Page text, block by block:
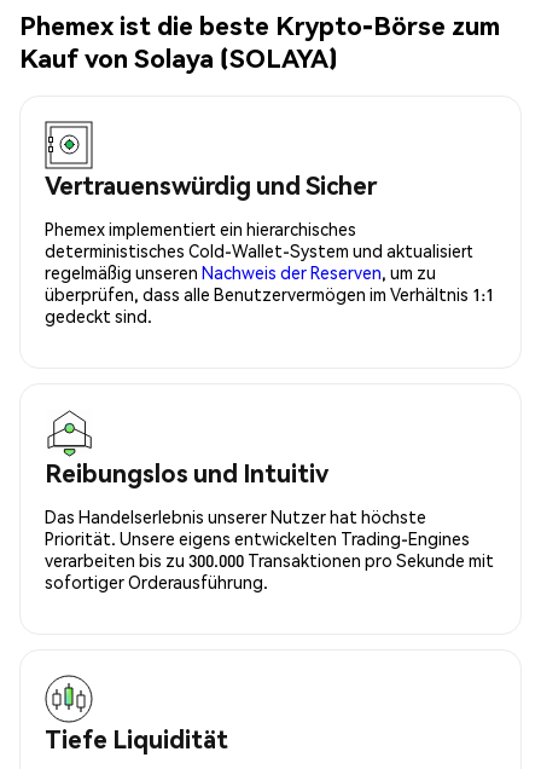
Phemex ist die beste Krypto-Börse zum
Kauf von Solaya (SOLAYA)
Vertrauenswürdig und Sicher
Phemex implementiert ein hierarchisches
deterministisches Cold-Wallet-System und aktualisiert
regelmäßig unseren Nachweis der Reserven, um zu
überprüfen, dass alle Benutzervermögen im Verhältnis 1:1
gedeckt sind.
Reibungslos und Intuitiv
Das Handelserlebnis unserer Nutzer hat höchste
Priorität. Unsere eigens entwickelten Trading-Engines
verarbeiten bis zu 300.000 Transaktionen pro Sekunde mit
sofortiger Orderausführung.
Tiefe Liquidität